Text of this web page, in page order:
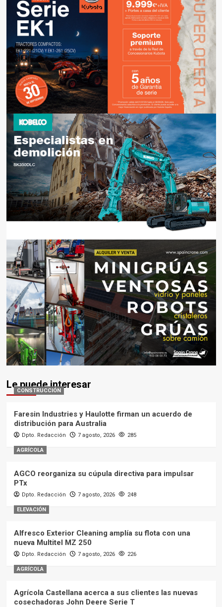
Le puede interesar
CONSTRUCCIÓN
Faresin Industries y Haulotte firman un acuerdo de
distribución para Australia
Dpto. Redacción 7 agosto, 2026 285
AGRÍCOLA
AGCO reorganiza su cúpula directiva para impulsar
PTx
Dpto. Redacción 7 agosto, 2026 248
ELEVACIÓN
Alfresco Exterior Cleaning amplía su flota con una
nueva Multitel MZ 250
Dpto. Redacción 7 agosto, 2026 226
AGRÍCOLA
Agrícola Castellana acerca a sus clientes las nuevas
cosechadoras John Deere Serie T